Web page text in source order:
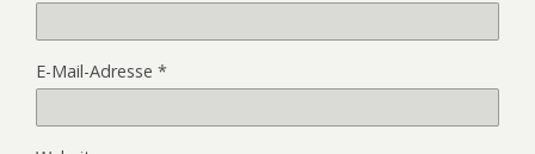
E-Mail-Adresse *